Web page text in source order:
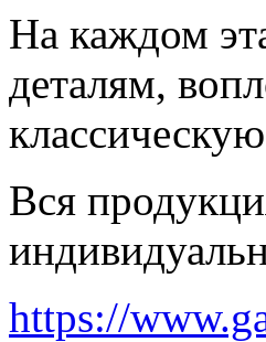
На каждом
деталям,
Вся
https://